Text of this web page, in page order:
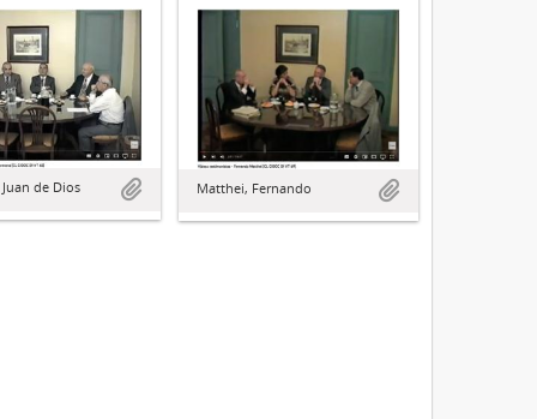
de Dios Matthei, Fernando